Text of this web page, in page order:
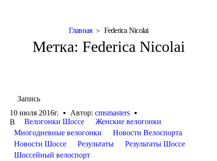
Главная Federica Nicolai
Метка: Federica Nicolai
Запись
10 июля 2016г.
Автор: cmsmasters
В
Велогонки Шоссе
Женские велогонки
Многодневные велогонки
Новости Велоспорта
Новости Шоссе
Результаты
Результаты Шоссе
Шоссейный велоспорт